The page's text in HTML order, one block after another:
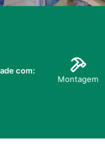
com:
Montagem